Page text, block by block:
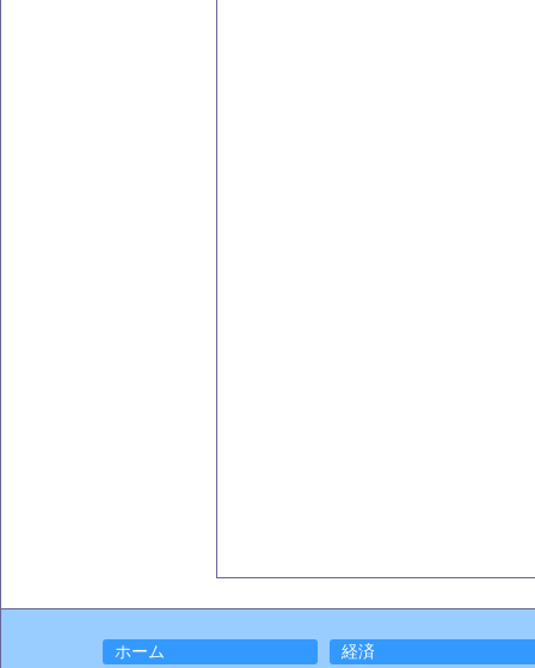
ホーム 経済